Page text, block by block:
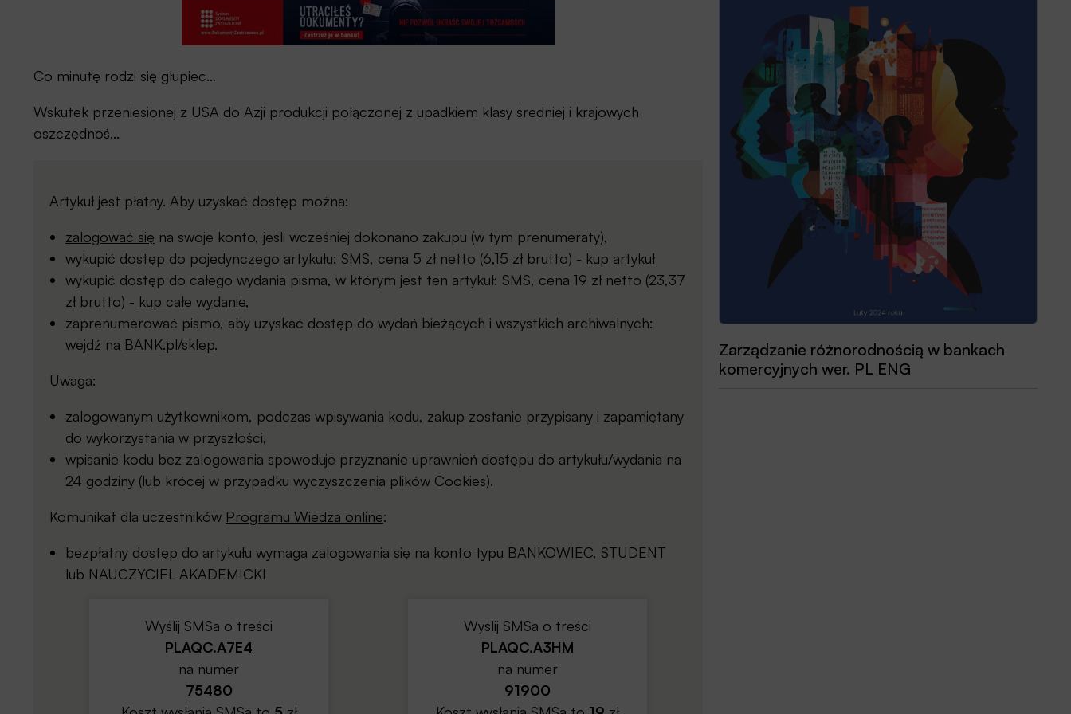
Co minutę rodzi się głupiec…
Wskutek przeniesionej z USA do Azji produkcji połączonej z upadkiem klasy średniej i krajowych
oszczędnoś...
Artykuł jest płatny. Aby uzyskać dostęp można:
zalogować się na swoje konto, jeśli wcześniej dokonano zakupu (w tym prenumeraty),
wykupić dostęp do pojedynczego artykułu: SMS, cena 5 zł netto (6,15 zł brutto) - kup artykuł
wykupić dostęp do całego wydania pisma, w którym jest ten artykuł: SMS, cena 19 zł netto (23,37
zł brutto) - kup całe wydanie,
zaprenumerować pismo, aby uzyskać dostęp do wydań bieżących i wszystkich archiwalnych:
wejdź na BANK.pl/sklep.
Uwaga:
zalogowanym użytkownikom, podczas wpisywania kodu, zakup zostanie przypisany i zapamiętany
do wykorzystania w przyszłości,
wpisanie kodu bez zalogowania spowoduje przyznanie uprawnień dostępu do artykułu/wydania na
24 godziny (lub krócej w przypadku wyczyszczenia plików Cookies).
Komunikat dla uczestników Programu Wiedza online:
bezpłatny dostęp do artykułu wymaga zalogowania się na konto typu BANKOWIEC, STUDENT
lub NAUCZYCIEL AKADEMICKI
Wyślij SMSa o treści
PLAQC.A7E4
na numer
75480
Wyślij SMSa o treści
PLAQC.A3HM
na numer
91900
Zarządzanie różnorodnością w bankach
komercyjnych wer. PL ENG
Przewodnik dobrych praktyk 2025